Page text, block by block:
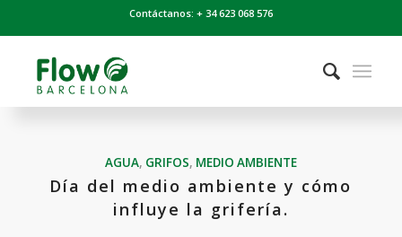
Contáctanos: + 34 623 068 576
AGUA, GRIFOS, MEDIO AMBIENTE
Día del medio ambiente y cómo
influye la grifería.